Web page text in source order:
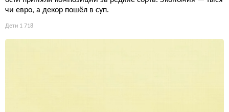
чи евро, а декор пошёл в суп.
Дети 1 718